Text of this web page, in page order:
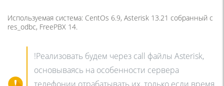
Используемая система: CentOs 6.9, Asterisk 13.21 собранный с
res_odbc, FreePBX 14.
!Реализовать будем через call файлы Asterisk,
основываясь на особенности сервера